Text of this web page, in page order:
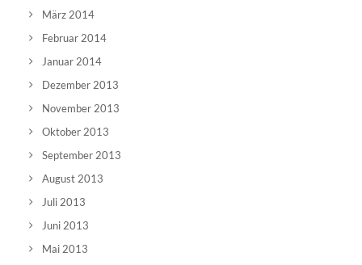
März 2014
Februar 2014
Januar 2014
Dezember 2013
November 2013
Oktober 2013
September 2013
August 2013
Juli 2013
Juni 2013
Mai 2013